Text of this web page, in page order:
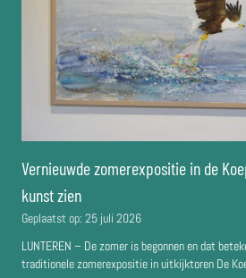
Vernieuwde zomerexpositie in de
kunst zien
Geplaatst op: 25 juli 2026
LUNTEREN – De zomer is begonnen en dat
traditionele zomerexpositie in uitkijktoren De